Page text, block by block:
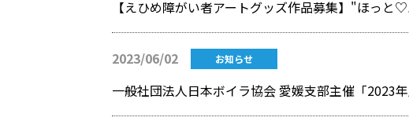
【えひめ障がい者アートグッズ作品募集】"ほっ
2023/06/02 お知らせ